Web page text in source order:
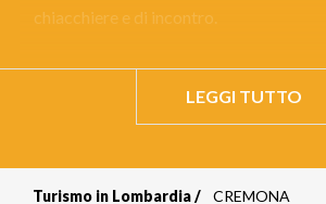
chiacchiere e di incontro.
LEGGI TUTTO
Turismo in Lombardia CREMONA